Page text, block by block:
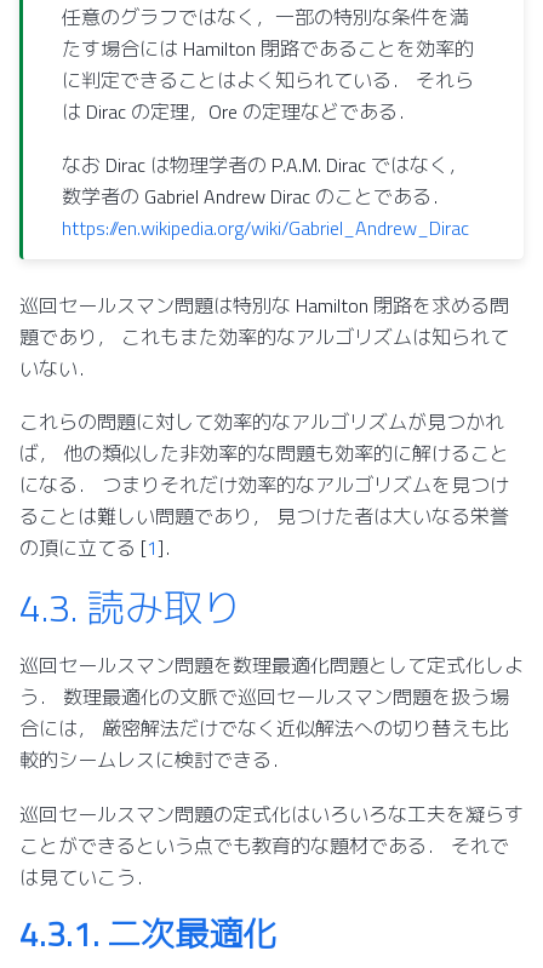
任意のグラフではなく，一部の特別な条件を満
たす場合には Hamilton 閉路であることを効率的
に判定できることはよく知られている． それら
は Dirac の定理，Ore の定理などである．
なお Dirac は物理学者の P.A.M. Dirac ではなく，
数学者の Gabriel Andrew Dirac のことである．
https://en.wikipedia.org/wiki/Gabriel_Andrew_Dirac
巡回セールスマン問題は特別な Hamilton 閉路を求める問
題であり， これもまた効率的なアルゴリズムは知られて
いない．
これらの問題に対して効率的なアルゴリズムが見つかれ
ば， 他の類似した非効率的な問題も効率的に解けること
になる． つまりそれだけ効率的なアルゴリズムを見つけ
ることは難しい問題であり， 見つけた者は大いなる栄誉
の頂に立てる [1]．
4.3. 読み取り
巡回セールスマン問題を数理最適化問題として定式化しよ
う． 数理最適化の文脈で巡回セールスマン問題を扱う場
合には， 厳密解法だけでなく近似解法への切り替えも比
較的シームレスに検討できる．
巡回セールスマン問題の定式化はいろいろな工夫を凝らす
ことができるという点でも教育的な題材である． それで
は見ていこう．
4.3.1. 二次最適化